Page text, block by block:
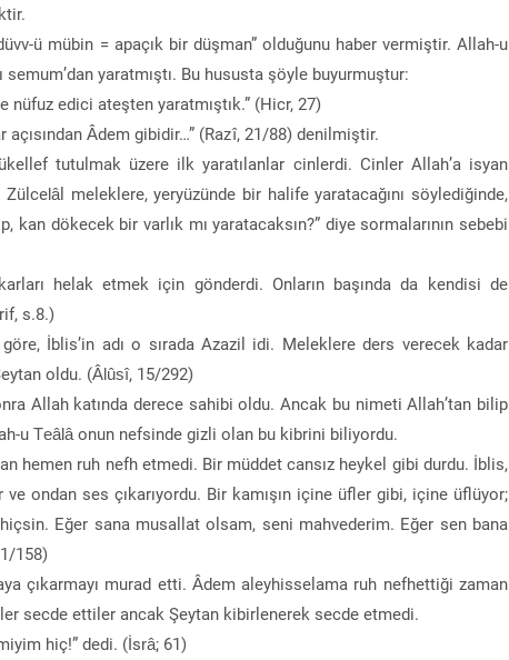
ü mübin = apaçık bir düşman” olduğunu haber vermiştir. Allah-u
yaratmıştı. Bu hususta şöyle buyurmuştur:
nüfuz edici ateşten yaratmıştık.” (Hicr, 27)
açısından Âdem gibidir…” (Razî, 21/88) denilmiştir.
tutulmak üzere ilk yaratılanlar cinlerdi. Cinler Allah’a isyan
meleklere, yeryüzünde bir halife yaratacağını söylediğinde,
kan dökecek bir varlık mı yaratacaksın?” diye sormalarının sebebi
helak etmek için gönderdi. Onların başında da kendisi de
s.8.)
İblis’in adı o sırada Azazil idi. Meleklere ders verecek kadar
oldu. (Âlûsî, 15/292)
Allah katında derece sahibi oldu. Ancak bu nimeti Allah’tan bilip
u Teâlâ onun nefsinde gizli olan bu kibrini biliyordu.
hemen ruh nefh etmedi. Bir müddet cansız heykel gibi durdu. İblis,
ondan ses çıkarıyordu. Bir kamışın içine üfler gibi, içine üflüyor;
Eğer sana musallat olsam, seni mahvederim. Eğer sen bana
158)
çıkarmayı murad etti. Âdem aleyhisselama ruh nefhettiği zaman
secde ettiler ancak Şeytan kibirlenerek secde etmedi.
hiç!” dedi. (İsrâ; 61)